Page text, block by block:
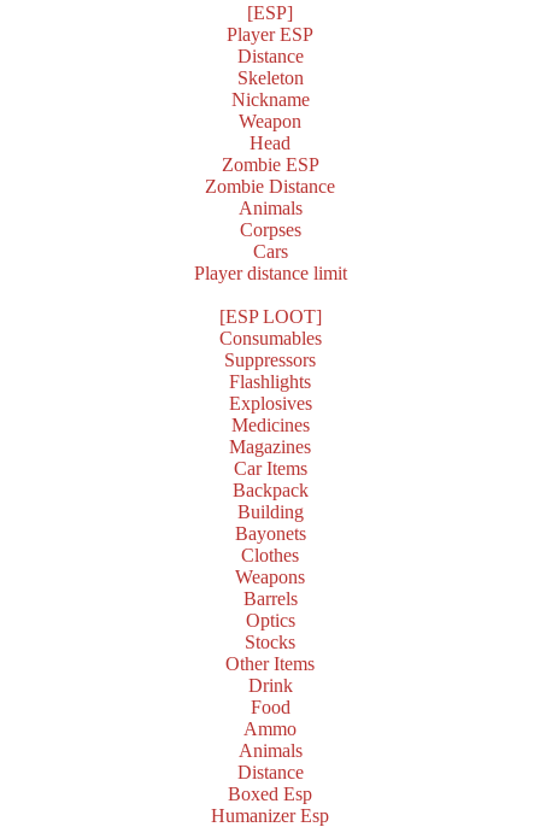
[ESP]
Player ESP
Distance
Skeleton
Nickname
Weapon
Head
Zombie ESP
Zombie Distance
Animals
Corpses
Cars
Player distance limit
[ESP LOOT]
Consumables
Suppressors
Flashlights
Explosives
Medicines
Magazines
Car Items
Backpack
Building
Bayonets
Clothes
Weapons
Barrels
Optics
Stocks
Other Items
Drink
Food
Ammo
Animals
Distance
Boxed Esp
Humanizer Esp